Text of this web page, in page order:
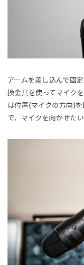
アームを差し込んで固
換金具を使ってマイク
は位置(マイクの方向)
で、マイクを向かせた